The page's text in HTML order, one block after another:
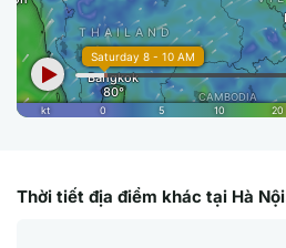
Thời tiết địa điểm khác tại Hà Nội